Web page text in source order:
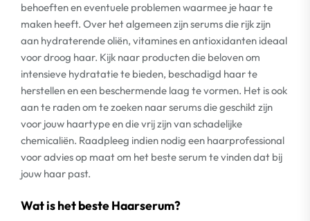
behoeften en eventuele problemen waarmee je haar te
maken heeft. Over het algemeen zijn serums die rijk zijn
aan hydraterende oliën, vitamines en antioxidanten ideaal
voor droog haar. Kijk naar producten die beloven om
intensieve hydratatie te bieden, beschadigd haar te
herstellen en een beschermende laag te vormen. Het is ook
aan te raden om te zoeken naar serums die geschikt zijn
voor jouw haartype en die vrij zijn van schadelijke
chemicaliën. Raadpleeg indien nodig een haarprofessional
voor advies op maat om het beste serum te vinden dat bij
jouw haar past.
Wat is het beste Haarserum?